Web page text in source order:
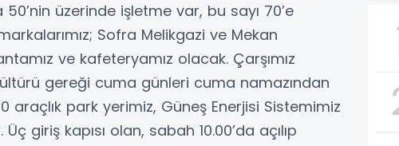
üzerinde işletme var, bu sayı 70’e
Sofra Melikgazi ve Mekan
ve kafeteryamız olacak. Çarşımız
gereği cuma günleri cuma namazından
araçlık park yerimiz, Güneş Enerjisi Sistemimiz
giriş kapısı olan, sabah 10.00’da açılıp